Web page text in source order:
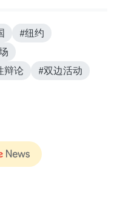
#纽约
辩论
#双边活动